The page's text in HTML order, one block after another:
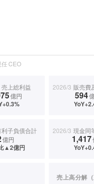
CEO
売上総利益
億円
2026/3 販売費及
594
利子負債合計
億円
▲2億円
2026/3 現金同等
1,417
売上高分解